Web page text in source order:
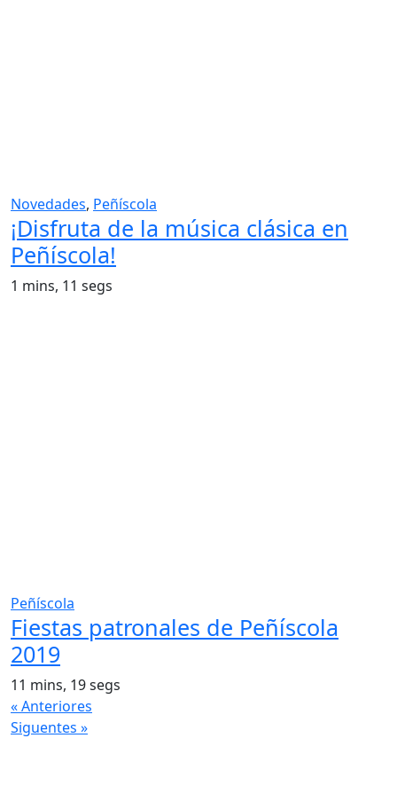
Novedades, Peñíscola
¡Disfruta de la música clásica en
Peñíscola!
1 mins, 11 segs
Peñíscola
Fiestas patronales de Peñíscola
2019
11 mins, 19 segs
« Anteriores
Siguentes »